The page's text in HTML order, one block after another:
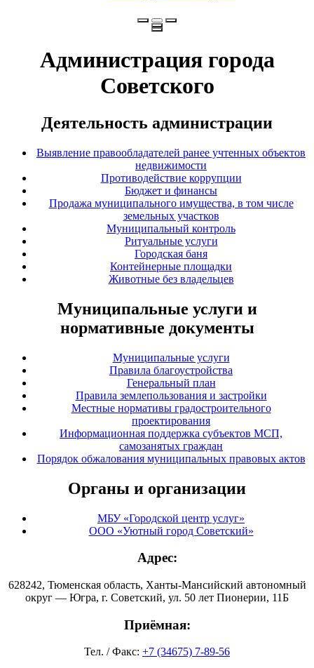
Администрация города
Советского
Деятельность администрации
Выявление правообладателей ранее учтенных объектов
недвижимости
Противодействие коррупции
Бюджет и финансы
Продажа муниципального имущества, в том числе
земельных участков
Муниципальный контроль
Ритуальные услуги
Городская баня
Контейнерные площадки
Животные без владельцев
Муниципальные услуги и
нормативные документы
Муниципальные услуги
Правила благоустройства
Генеральный план
Правила землепользования и застройки
Местные нормативы градостроительного
проектирования
Информационная поддержка субъектов МСП,
самозанятых граждан
Порядок обжалования муниципальных правовых актов
Органы и организации
МБУ «Городской центр услуг»
ООО «Уютный город Советский»
Адрес:
628242, Тюменская область, Ханты-Мансийский автономный
округ — Югра, г. Советский, ул. 50 лет Пионерии, 11Б
Приёмная:
Тел. / Факс: +7 (34675) 7-89-56